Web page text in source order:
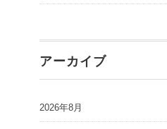
アーカイブ
2026年8月